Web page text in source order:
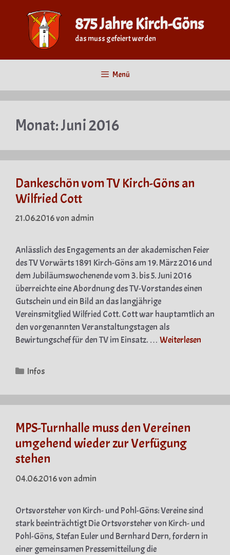
springen
875 Jahre Kirch-Göns
das muss gefeiert werden
Menü
Monat:Juni 2016
Dankeschön vom TV Kirch-Göns an
Wilfried Cott
21.06.2016von admin
Anlässlich des Engagements an der akademischen Feier
des TV Vorwärts 1891 Kirch-Göns am 19. März 2016 und
dem Jubiläumswochenende vom 3. bis 5. Juni 2016
überreichte eine Abordnung des TV-Vorstandes einen
Gutschein und ein Bild an das langjährige
Vereinsmitglied Wilfried Cott. Cott war hauptamtlich an
den vorgenannten Veranstaltungstagen als
Bewirtungschef für den TV im Einsatz. … Weiterlesen
Kategorien
Infos
MPS-Turnhalle muss den Vereinen
umgehend wieder zur Verfügung
stehen
04.06.2016von admin
Ortsvorsteher von Kirch- und Pohl-Göns: Vereine sind
stark beeinträchtigt Die Ortsvorsteher von Kirch- und
Pohl-Göns, Stefan Euler und Bernhard Dern, fordern in
einer gemeinsamen Pressemitteilung die